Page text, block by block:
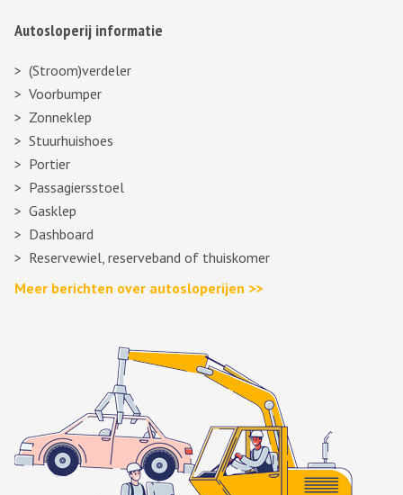
Autosloperij informatie
(Stroom)verdeler
Voorbumper
Zonneklep
Stuurhuishoes
Portier
Passagiersstoel
Gasklep
Dashboard
Reservewiel, reserveband of thuiskomer
Meer berichten over autosloperijen >>